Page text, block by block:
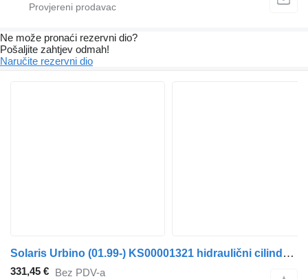
Ne može pronaći rezervni dio?
Pošaljite zahtjev odmah!
Naručite rezervni dio
Solaris Urbino (01.99-) KS00001321 hidraulični cilindar za Solaris Urbino, Alpino, Vacanza (1999-) autobusa
331,45 € Bez PDV-a